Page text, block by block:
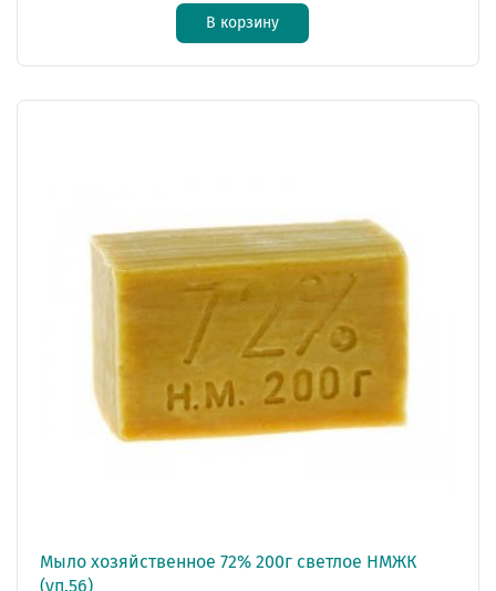
В корзину
Мыло хозяйственное 72% 200г светлое НМЖК
(уп.56)